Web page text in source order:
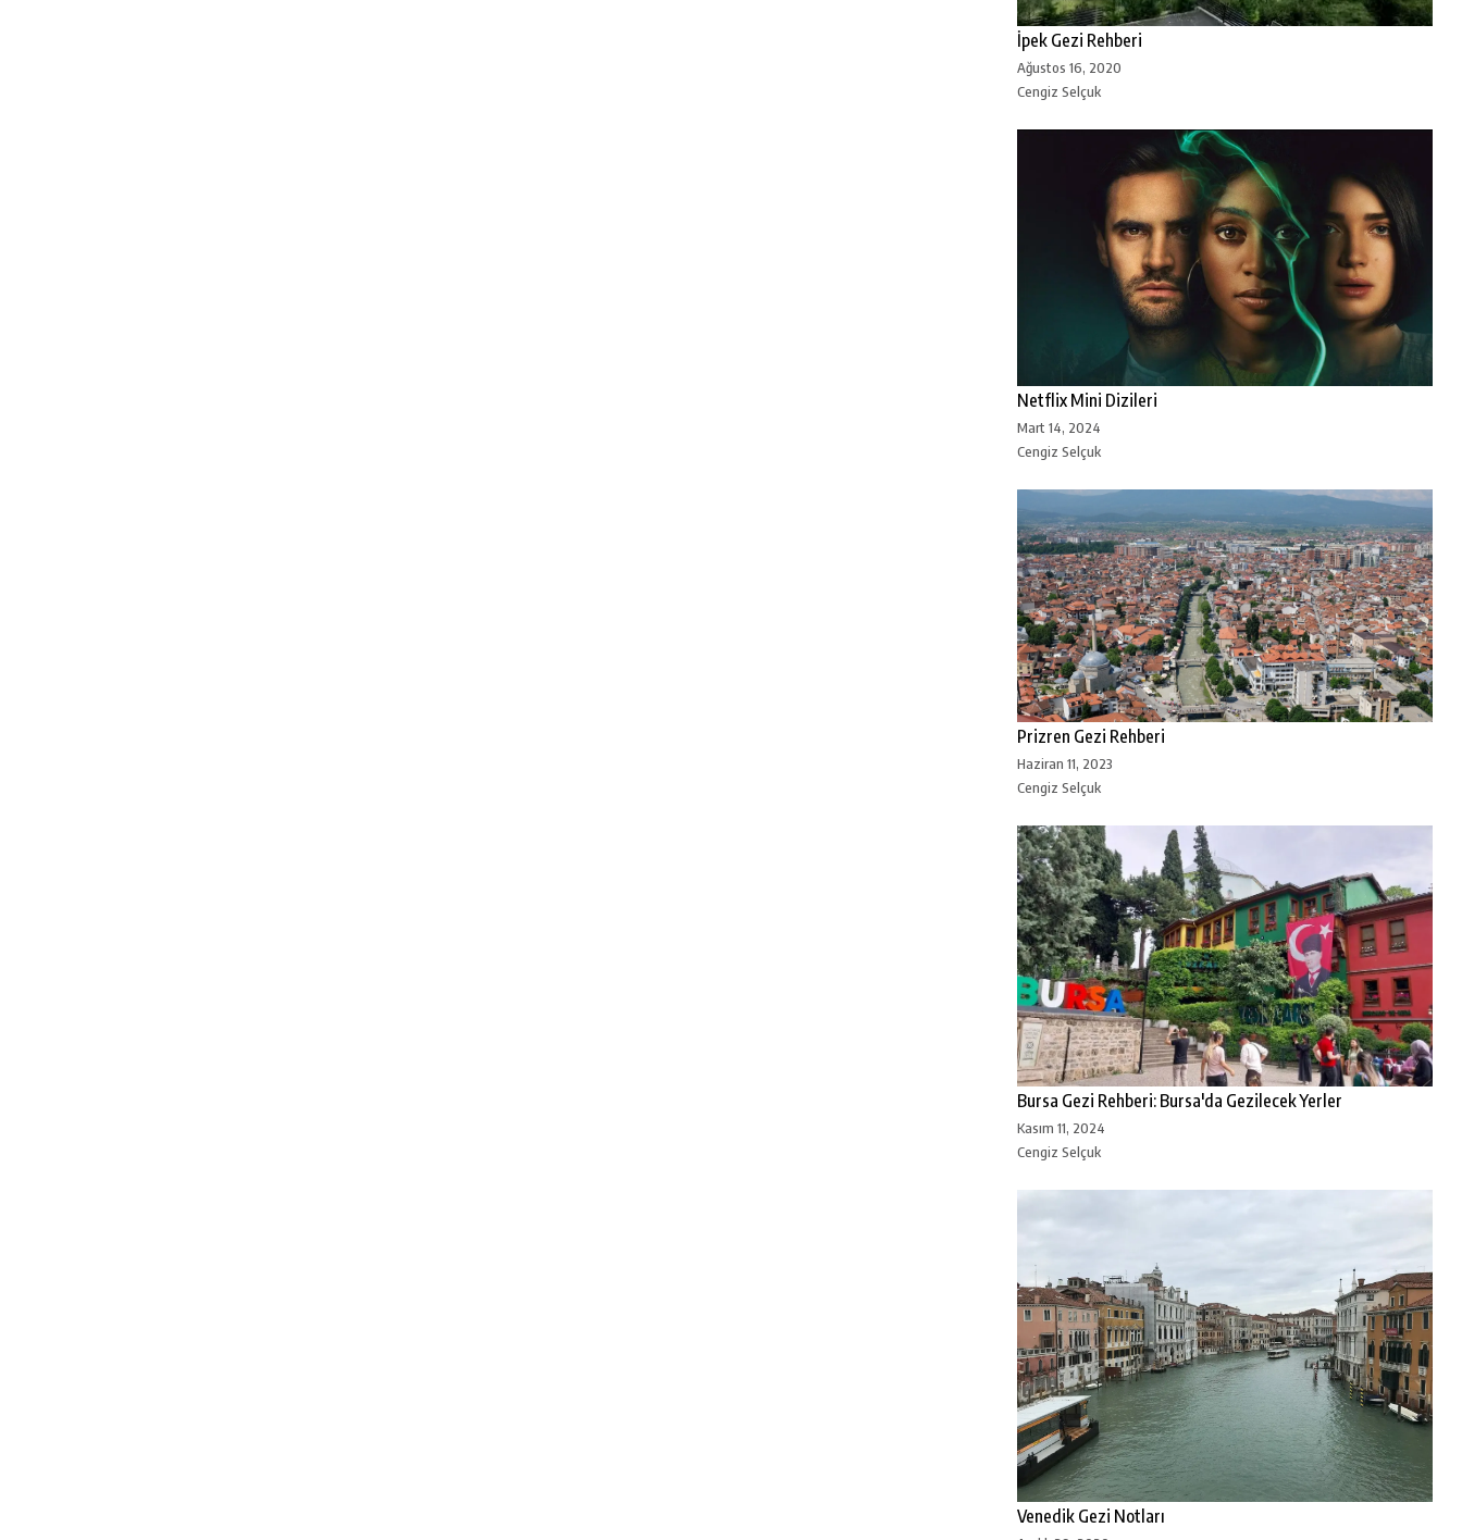
İpek Gezi Rehberi
Ağustos 16, 2020
Cengiz Selçuk
Netflix Mini Dizileri
Mart 14, 2024
Cengiz Selçuk
Prizren Gezi Rehberi
Haziran 11, 2023
Cengiz Selçuk
Bursa Gezi Rehberi: Bursa'da Gezilecek Yerler
Kasım 11, 2024
Cengiz Selçuk
Venedik Gezi Notları